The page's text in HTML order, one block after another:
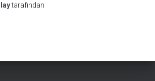
tarafından